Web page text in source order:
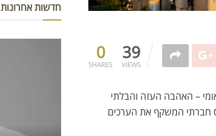
0
SHARES
39
VIEWS
– האהבה העזה והבלתי
חברתי המשקף את הערכים
חדשות אחרונות